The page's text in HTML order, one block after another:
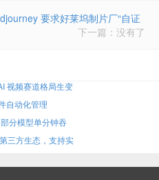
要求好莱坞制片厂“自证
下一篇：没有了
视频赛道格局生变
自动化管理
分模型单分钟吞
三方生态，支持实